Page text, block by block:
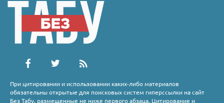
При цитировании и использовании каких-либо материалов
обязательны открытые для поисковых систем гиперссылки на сайт
Без Табу, размещенные не ниже первого абзаца. Цитирование и